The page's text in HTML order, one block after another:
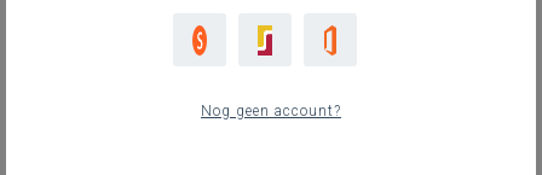
Nog geen account?